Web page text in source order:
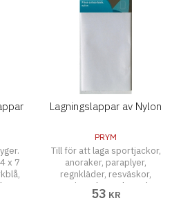
x 7
Lagningslappar av Nylon
PRYM
Till för att laga sportjackor,
anoraker, paraplyer,
regnkläder, resväskor,
campingsaker och mycket
mer.
53 KR